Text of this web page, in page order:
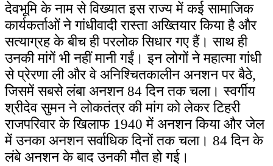
देवभूमि के नाम से विख्यात इस राज्य में कई सामाजिक
कार्यकर्ताओं ने गांधीवादी रास्ता अख्तियार किया है और
सत्याग्रह के बीच ही परलोक सिधार गए हैं। साथ ही
उनकी मांगें भी नहीं मानी गईं। इन लोगों ने महात्मा गांधी
से प्रेरणा ली और वे अनिश्चितकालीन अनशन पर बैठे,
जिसमें सबसे लंबा अनशन 84 दिन तक चला। स्वर्गीय
श्रीदेव सुमन ने लोकतंत्र की मांग को लेकर टिहरी
राजपरिवार के खिलाफ 1940 में अनशन किया और जेल
में उनका अनशन सर्वाधिक दिनों तक चला। 84 दिन के
लंबे अनशन के बाद उनकी मौत हो गई।